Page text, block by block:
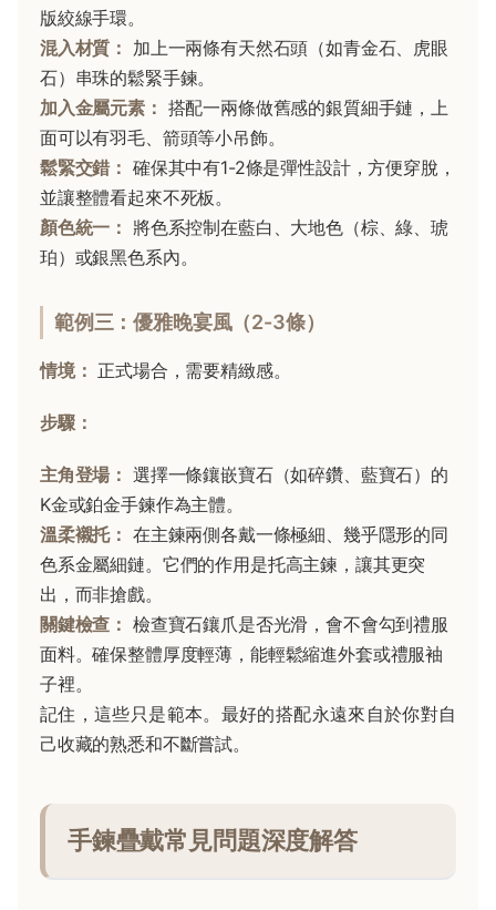
版絞線手環。
混入材質： 加上一兩條有天然石頭（如青金石、虎眼
石）串珠的鬆緊手鍊。
加入金屬元素： 搭配一兩條做舊感的銀質細手鏈，上
面可以有羽毛、箭頭等小吊飾。
鬆緊交錯： 確保其中有1-2條是彈性設計，方便穿脫，
並讓整體看起來不死板。
顏色統一： 將色系控制在藍白、大地色（棕、綠、琥
珀）或銀黑色系內。
範例三：優雅晚宴風（2-3條）
情境： 正式場合，需要精緻感。
步驟：
主角登場： 選擇一條鑲嵌寶石（如碎鑽、藍寶石）的
K金或鉑金手鍊作為主體。
溫柔襯托： 在主鍊兩側各戴一條極細、幾乎隱形的同
色系金屬細鏈。它們的作用是托高主鍊，讓其更突
出，而非搶戲。
關鍵檢查： 檢查寶石鑲爪是否光滑，會不會勾到禮服
面料。確保整體厚度輕薄，能輕鬆縮進外套或禮服袖
子裡。
記住，這些只是範本。最好的搭配永遠來自於你對自
己收藏的熟悉和不斷嘗試。
手鍊疊戴常見問題深度解答